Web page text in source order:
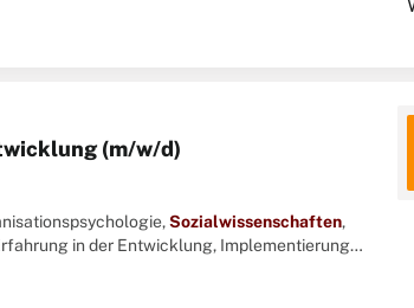
(m/w/d)
Sozialwissenschaften,
in der Entwicklung, Implementierung